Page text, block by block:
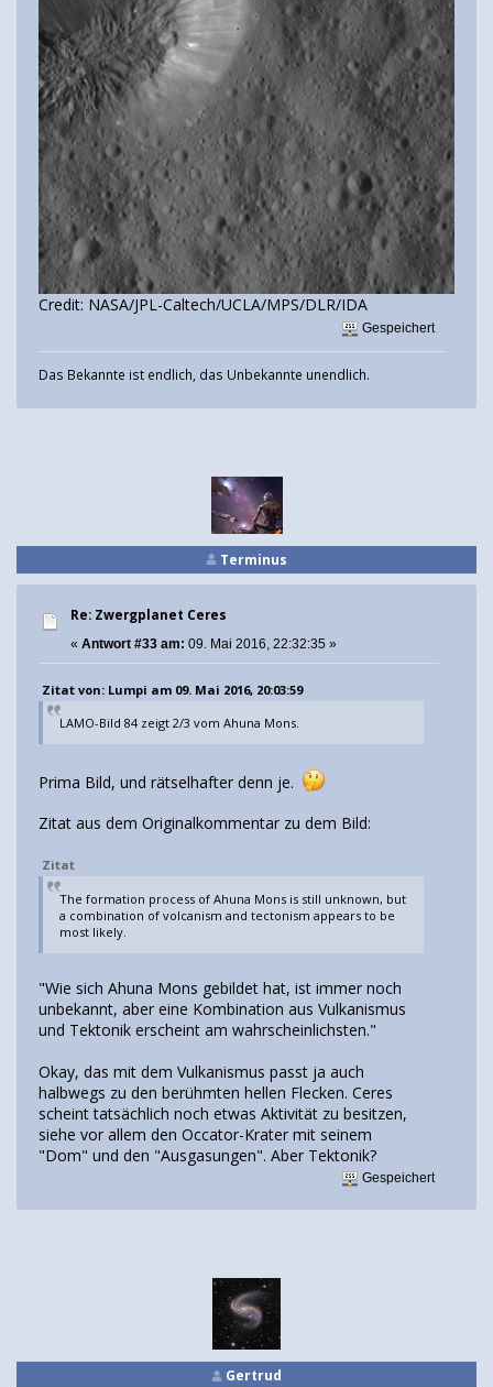
Credit: NASA/JPL-Caltech/UCLA/MPS/DLR/IDA
Gespeichert
Das Bekannte ist endlich, das Unbekannte unendlich.
Terminus
Re: Zwergplanet Ceres
« Antwort #33 am: 09. Mai 2016, 22:32:35 »
Zitat von: Lumpi am 09. Mai 2016, 20:03:59
LAMO-Bild 84 zeigt 2/3 vom Ahuna Mons.
Prima Bild, und rätselhafter denn je.
Zitat aus dem Originalkommentar zu dem Bild:
Zitat
The formation process of Ahuna Mons is still unknown, but
a combination of volcanism and tectonism appears to be
most likely.
"Wie sich Ahuna Mons gebildet hat, ist immer noch
unbekannt, aber eine Kombination aus Vulkanismus
und Tektonik erscheint am wahrscheinlichsten."
Okay, das mit dem Vulkanismus passt ja auch
halbwegs zu den berühmten hellen Flecken. Ceres
scheint tatsächlich noch etwas Aktivität zu besitzen,
siehe vor allem den Occator-Krater mit seinem
"Dom" und den "Ausgasungen". Aber Tektonik?
Gespeichert
Gertrud